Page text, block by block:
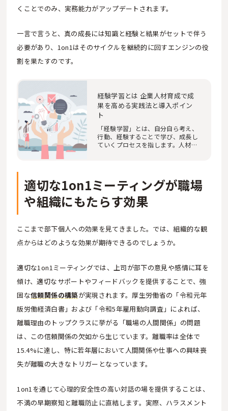
くことでのみ、実務能力がアップデートされます。
一言で言うと、真の成長には知識と経験と結果がセットで伴う
必要があり、1on1はそのサイクルを継続的に回すエンジンの役
割を果たすのです。
経験学習とは 企業人材育成で成
果を高める実践法と導入ポイン
ト
「経験学習」とは、自分自ら考え、
行動、経験することで学び、成長し
ていくプロセスを指します。人材育
適切な1on1ミーティングが職場
や組織にもたらす効果
ここまで部下個人への効果を見てきました。では、組織的な観
点からはどのような効果が期待できるのでしょうか。
適切な1on1ミーティングでは、上司が部下の意見や感情に耳を
傾け、適切なサポートやフィードバックを提供することで、強
固な信頼関係の構築が実現されます。厚生労働省の「令和元年
版労働経済白書」および「令和5年雇用動向調査」によれば、
離職理由のトップクラスに挙がる「職場の人間関係」の問題
は、この信頼関係の欠如から生じています。離職率は全体で
15.4%に達し、特に若年層において人間関係や仕事への興味喪
失が離職の大きなトリガーとなっています。
1on1を通じて心理的安全性の高い対話の場を提供することは、
不満の早期察知と離職防止に直結します。実際、ハラスメント